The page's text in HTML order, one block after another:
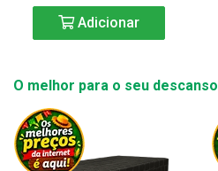
Adicionar
O melhor para o seu descanso